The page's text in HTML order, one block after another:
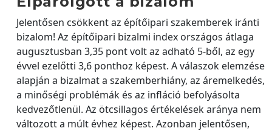
Jelentősen csökkent az építőipari szakemberek iránti
bizalom! Az építőipari bizalmi index országos átlaga
augusztusban 3,35 pont volt az adható 5-ből, az egy
évvel ezelőtti 3,6 ponthoz képest. A válaszok elemzése
alapján a bizalmat a szakemberhiány, az áremelkedés,
a minőségi problémák és az infláció befolyásolta
kedvezőtlenül. Az ötcsillagos értékelések aránya nem
változott a múlt évhez képest. Azonban jelentősen,